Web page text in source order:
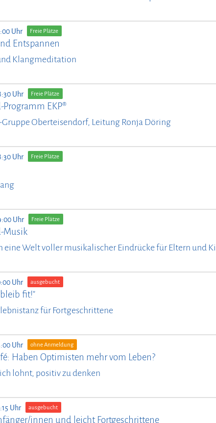
Uhr Freie Plätze
Entspannen
Klangmeditation
Uhr Freie Plätze
Programm EKP®
Oberteisendorf, Leitung Ronja Döring
Uhr Freie Plätze
Uhr Freie Plätze
Musik
eine Welt voller musikalischer Eindrücke für Eltern und
Uhr ausgebucht
fit!"
für Fortgeschrittene
Uhr ohne Anmeldung
Haben Optimisten mehr vom Leben?
lohnt, positiv zu denken
Uhr ausgebucht
innen und leicht Fortgeschrittene